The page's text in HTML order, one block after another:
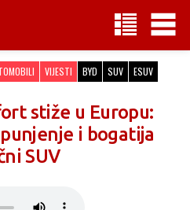
VIJESTI BYD SUV ESUV
stiže u Europu:
i bogatija
SUV